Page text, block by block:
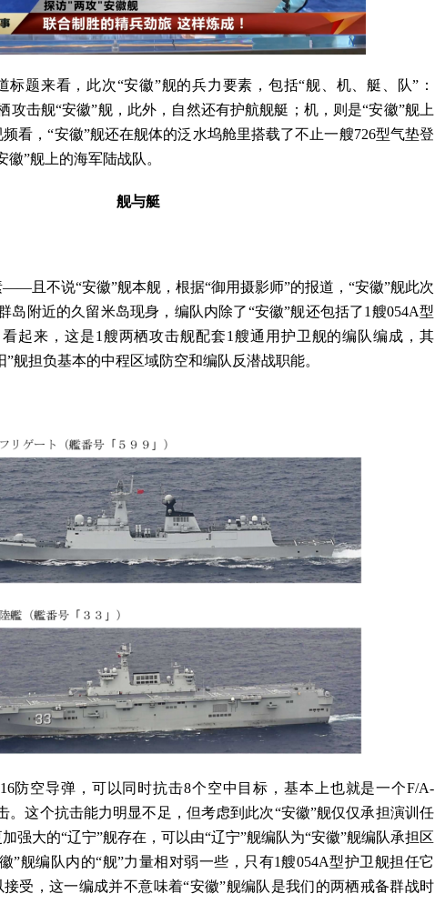
标题来看，此次“安徽”舰的兵力要素，包括“舰、机、艇、队”：
攻击舰“安徽”舰，此外，自然还有护航舰艇；机，则是“安徽”舰上
看，“安徽”舰还在舰体的泛水坞舱里搭载了不止一艘726型气垫登
”舰上的海军陆战队。
舰与艇
且不说“安徽”舰本舰，根据“御用摄影师”的报道，“安徽”舰此次
岛附近的久留米岛现身，编队内除了“安徽”舰还包括了1艘054A型
看起来，这是1艘两栖攻击舰配套1艘通用护卫舰的编队编成，其
”舰担负基本的中程区域防空和编队反潜战职能。
防空导弹，可以同时抗击8个空中目标，基本上也就是一个F/A-
。这个抗击能力明显不足，但考虑到此次“安徽”舰仅仅承担演训任
强大的“辽宁”舰存在，可以由“辽宁”舰编队为“安徽”舰编队承担区
”舰编队内的“舰”力量相对弱一些，只有1艘054A型护卫舰担任它
接受，这一编成并不意味着“安徽”舰编队是我们的两栖戒备群战时